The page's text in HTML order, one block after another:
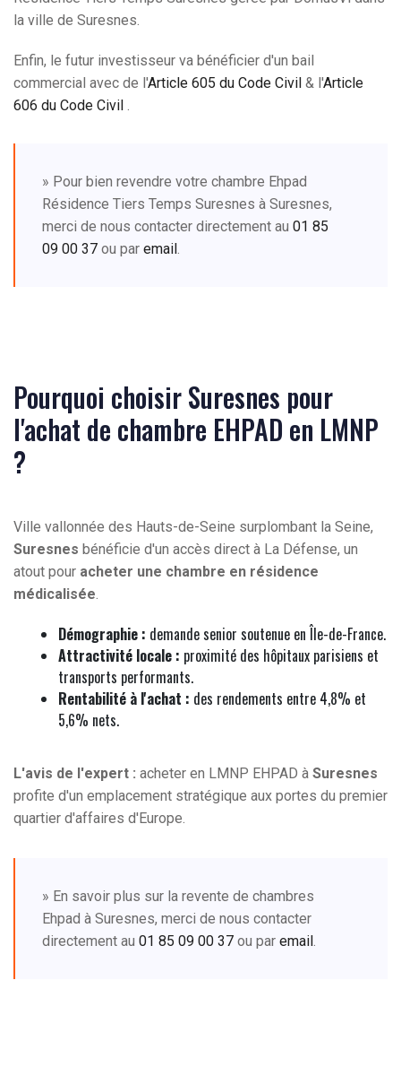
la ville de Suresnes.
Enfin, le futur investisseur va bénéficier d'un bail
commercial avec de l'Article 605 du Code Civil & l'Article
606 du Code Civil
» Pour bien revendre votre chambre Ehpad
Résidence Tiers Temps Suresnes à Suresnes,
merci de nous contacter directement au 01 85
09 00 37 ou par email
Pourquoi choisir Suresnes pour
l'achat de chambre EHPAD en LMNP
?
Ville vallonnée des Hauts-de-Seine surplombant la Seine,
Suresnes bénéficie d'un accès direct à La Défense, un
atout pour acheter une chambre en résidence
médicalisée
Démographie : demande senior soutenue en Île-de-France.
Attractivité locale : proximité des hôpitaux parisiens et
transports performants.
Rentabilité à l'achat : des rendements entre 4,8% et
5,6% nets.
L'avis de l'expert : acheter en LMNP EHPAD à Suresnes
profite d'un emplacement stratégique aux portes du premier
quartier d'affaires d'Europe.
» En savoir plus sur la revente de chambres
Ehpad à Suresnes, merci de nous contacter
directement au 01 85 09 00 37 ou par email